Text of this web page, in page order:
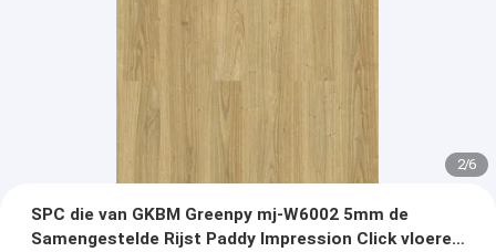
2/6
SPC die van GKBM Greenpy mj-W6002 5mm de
Samengestelde Rijst Paddy Impression Click vloeren